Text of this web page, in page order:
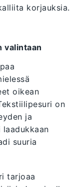
korjauksia.
valintaan
oikean
on
ja
suuria
tarjoaa